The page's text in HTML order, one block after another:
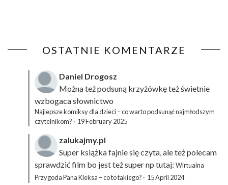
OSTATNIE KOMENTARZE
Daniel Drogosz
Można też podsuną krzyżówkęteż świetnie
wzbogaca słownictwo
Najlepsze komiksy dla dzieci – co warto podsunąć najmłodszym
czytelnikom? · 19 February 2025
zalukajmy.pl
Super książka fajnie się czyta, ale też polecam
sprawdzić film bo jest też super np tutaj: Wirtualna
Przygoda Pana Kleksa – co to takiego? · 15 April 2024